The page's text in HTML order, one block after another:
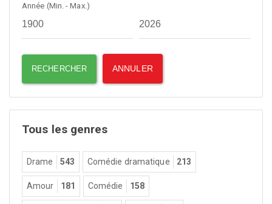
Année (Min. - Max.)
Tous les genres
Drame 543 Comédie dramatique 213
Amour 181 Comédie 158